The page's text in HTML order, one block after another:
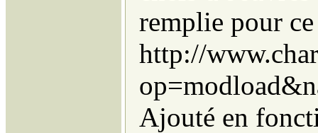
remplie pour
http://
Ajouté en